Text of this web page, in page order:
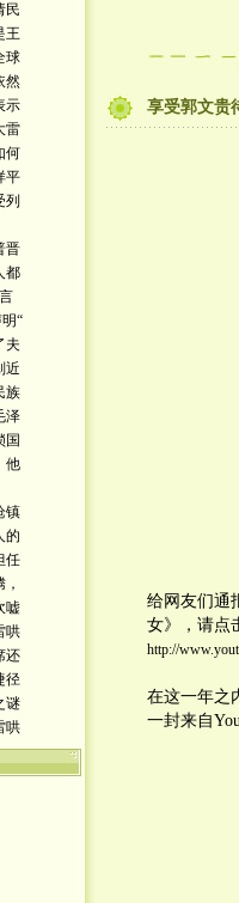
民
王
球
然
示
雷
何
平
列
晋
都
“
夫
近
族
泽
国
他
镇
的
任
嘘
哄
还
径
谜
哄
享受郭文贵
给网友们通
女》，请点
http://
在这一年之
一封来自